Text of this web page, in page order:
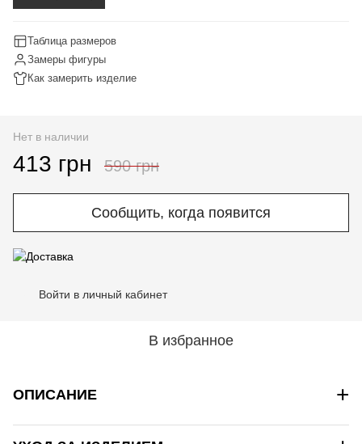
Таблица размеров
Замеры фигуры
Как замерить изделие
Нет в наличии
413 грн 590 грн
Сообщить, когда появится
Войти в личный кабинет
В избранное
ОПИСАНИЕ +